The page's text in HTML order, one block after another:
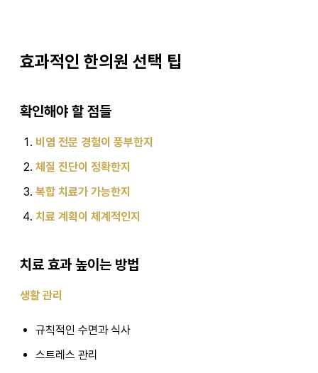
효과적인 한의원 선택 팁
확인해야 할 점들
비염 전문 경험이 풍부한지
체질 진단이 정확한지
복합 치료가 가능한지
치료 계획이 체계적인지
치료 효과 높이는 방법
생활 관리
규칙적인 수면과 식사
스트레스 관리